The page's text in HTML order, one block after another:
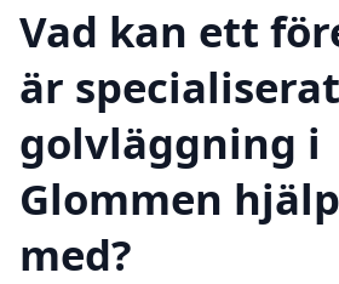
Vad kan ett
är
golvläggning i
Glommen
med?